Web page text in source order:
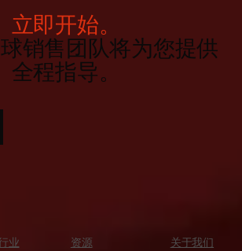
立即开始。
销售团队将为您提供
全程指导。
业 资源 关于我们